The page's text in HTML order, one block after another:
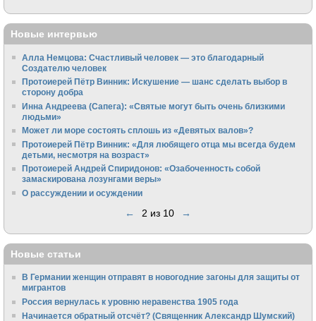
Новые интервью
Алла Немцова: Счастливый человек — это благодарный
Создателю человек
Протоиерей Пётр Винник: Искушение — шанс сделать выбор в
сторону добра
Инна Андреева (Сапега): «Святые могут быть очень близкими
людьми»
Может ли море состоять сплошь из «Девятых валов»?
Протоиерей Пётр Винник: «Для любящего отца мы всегда будем
детьми, несмотря на возраст»
Протоиерей Андрей Спиридонов: «Озабоченность собой
замаскирована лозунгами веры»
О рассуждении и осуждении
← 2 из 10 →
Новые статьи
В Германии женщин отправят в новогодние загоны для защиты от
мигрантов
Россия вернулась к уровню неравенства 1905 года
Начинается обратный отсчёт? (Священник Александр Шумский)